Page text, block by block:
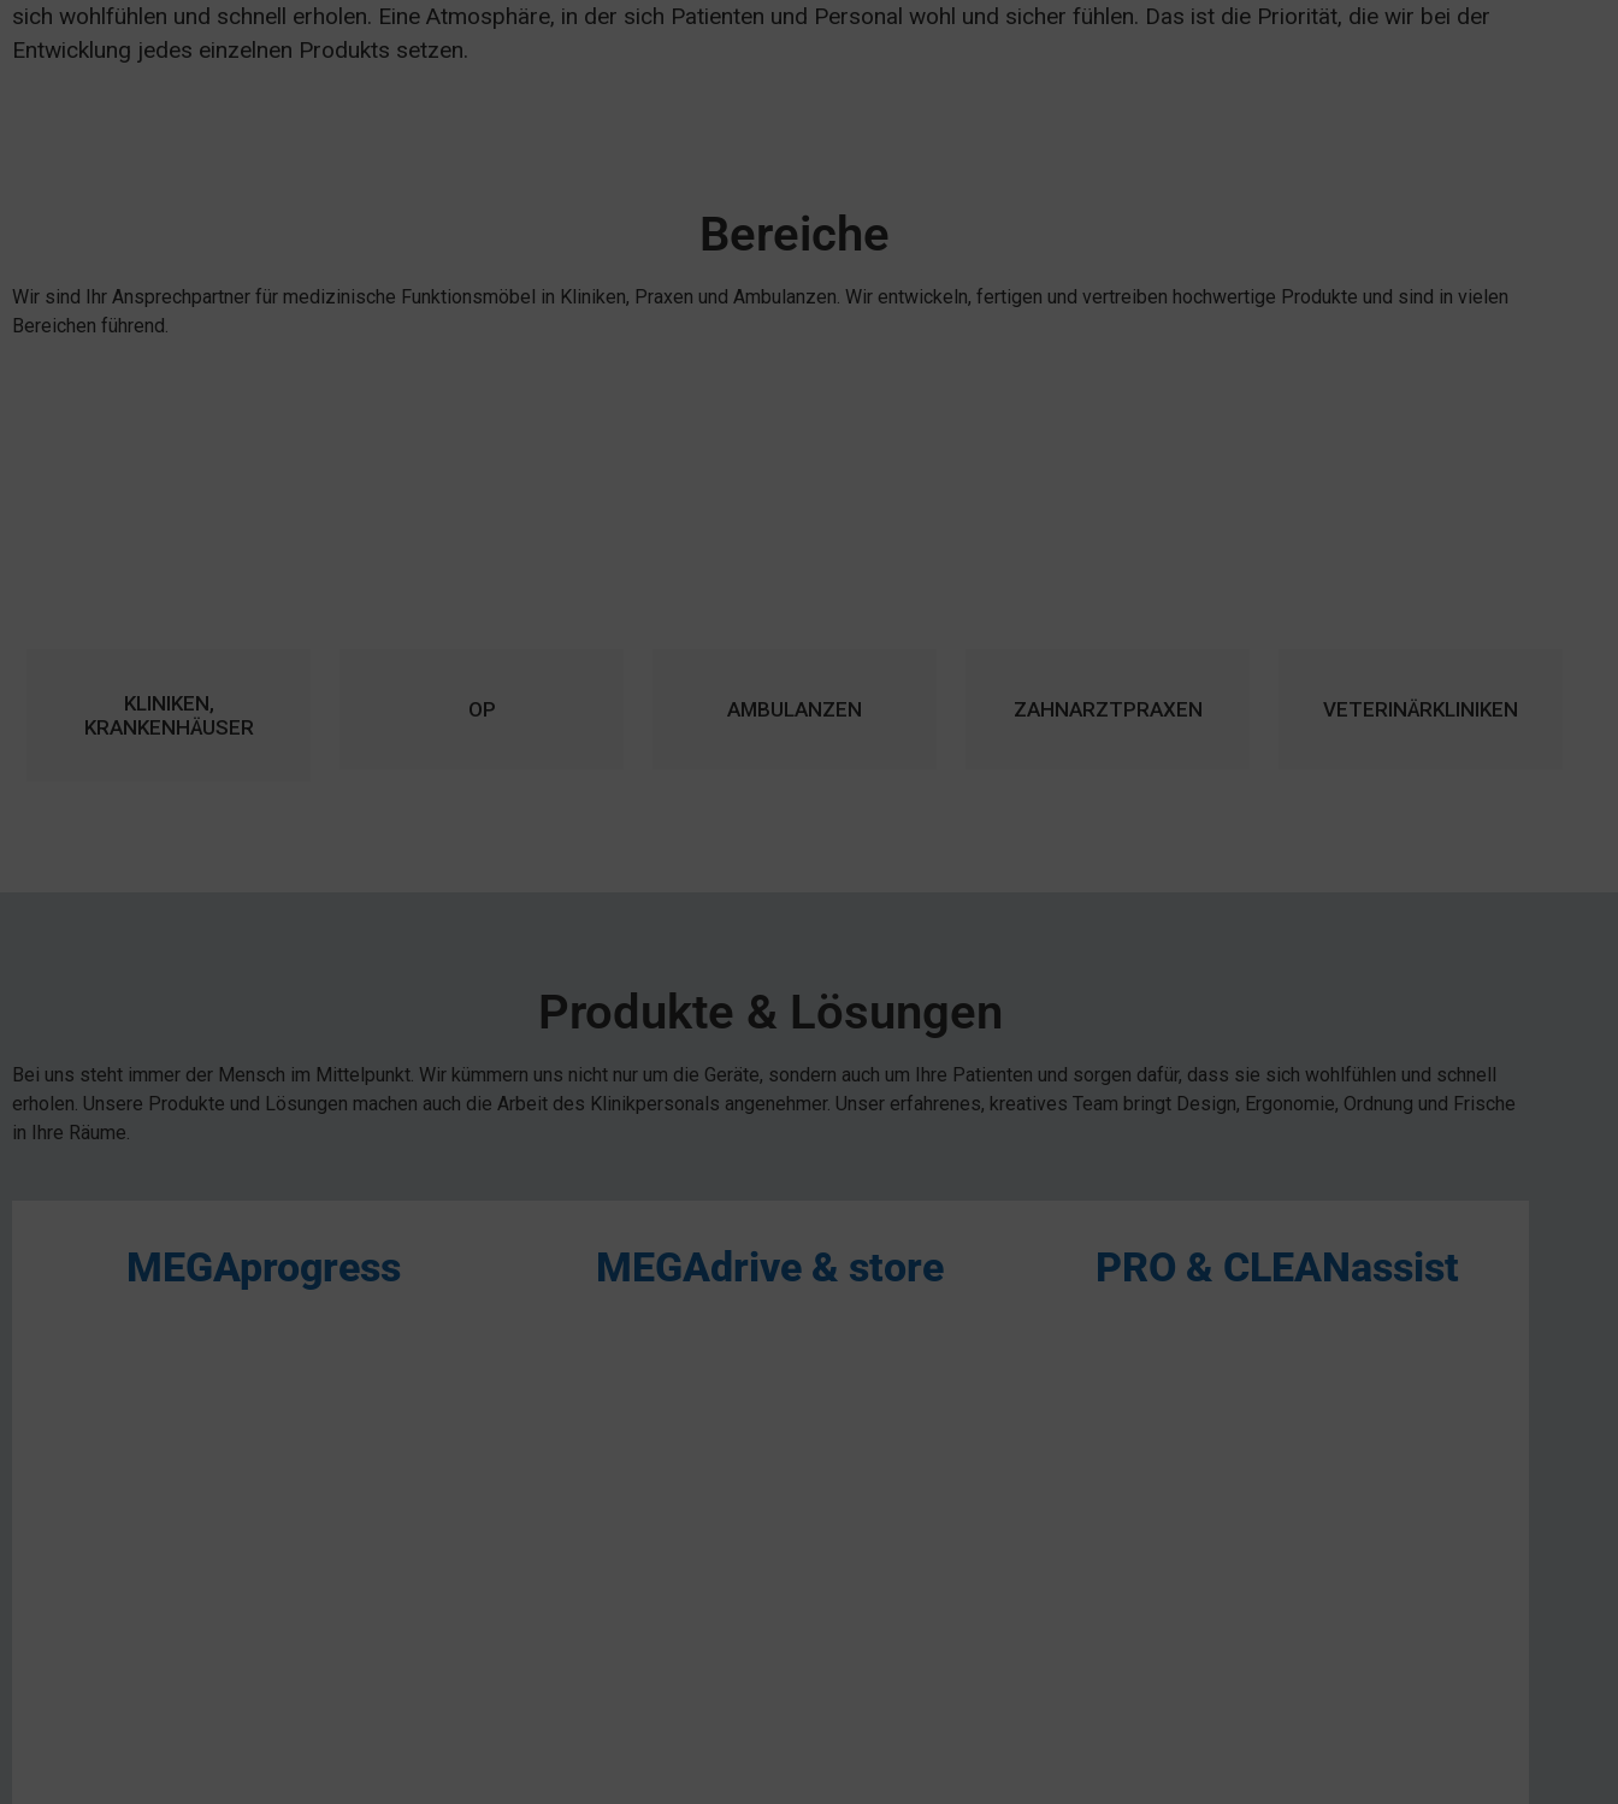
sich wohlfühlen und schnell erholen. Eine Atmosphäre, in der sich Patienten und Personal wohl und sicher fühlen. Das ist die Priorität, die wir bei der
Entwicklung jedes einzelnen Produkts setzen.
Bereiche
Wir sind Ihr Ansprechpartner für medizinische Funktionsmöbel in Kliniken, Praxen und Ambulanzen. Wir entwickeln, fertigen und vertreiben hochwertige Produkte und sind in vielen
Bereichen führend.
KLINIKEN,
KRANKENHÄUSER
OP AMBULANZEN ZAHNARZTPRAXEN VETERINÄRKLINIKEN
Produkte & Lösungen
Bei uns steht immer der Mensch im Mittelpunkt. Wir kümmern uns nicht nur um die Geräte, sondern auch um Ihre Patienten und sorgen dafür, dass sie sich wohlfühlen und schnell
erholen. Unsere Produkte und Lösungen machen auch die Arbeit des Klinikpersonals angenehmer. Unser erfahrenes, kreatives Team bringt Design, Ergonomie, Ordnung und Frische
in Ihre Räume.
MEGAprogress MEGAdrive & store PRO & CLEANassist